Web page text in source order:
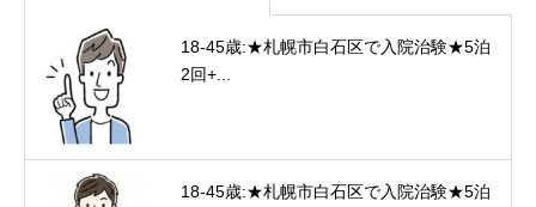
18-45歳:★札幌市白石区で入院治験★5泊
2回+...
18-45歳:★札幌市白石区で入院治験★5泊